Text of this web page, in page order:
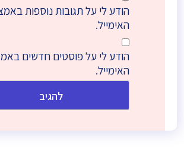
הודע לי על תגובות נוספות
האימייל.
הודע לי על פוסטים חדשים
האימייל.